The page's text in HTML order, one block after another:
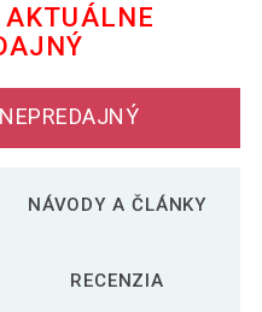
AKTUÁLNE
NÁVODY A ČLÁNKY
RECENZIA